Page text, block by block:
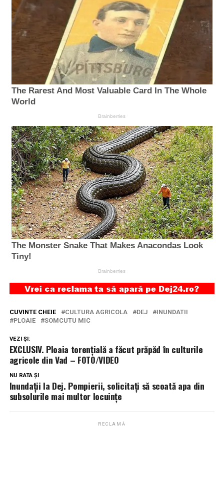
CUVINTE CHEIE CULTURA AGRICOLA DEJ
INUNDATII
PLOAIE
SOMCUTU MIC
VEZI ȘI:
EXCLUSIV. Ploaia torențială a făcut prăpăd în culturile
agricole din Vad – FOTO/VIDEO
NU RATA ȘI
Inundații la Dej. Pompierii, solicitați să scoată apa din
subsolurile mai multor locuințe
RECLAMĂ